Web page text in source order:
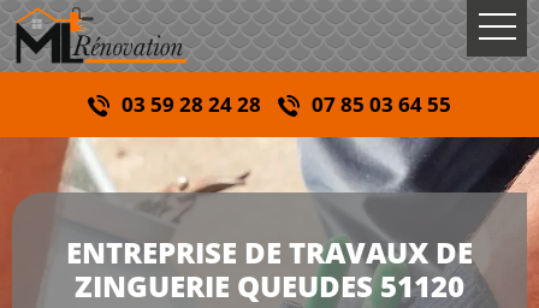
03 59 28 24 28 07 85 03 64 55
ENTREPRISE DE TRAVAUX DE
ZINGUERIE QUEUDES 51120